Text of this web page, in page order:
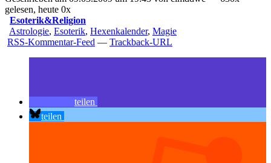
gelesen, heute 0x
Esoterik&Religion
Astrologie, Esoterik, Hexenkalender, Magie
RSS-Kommentar-Feed — Trackback-URL
teilen
teilen